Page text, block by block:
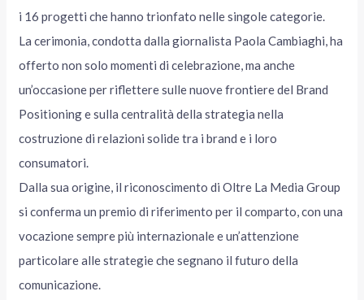
i 16 progetti che hanno trionfato nelle singole categorie.
La cerimonia, condotta dalla giornalista Paola Cambiaghi, ha
offerto non solo momenti di celebrazione, ma anche
un’occasione per riflettere sulle nuove frontiere del Brand
Positioning e sulla centralità della strategia nella
costruzione di relazioni solide tra i brand e i loro
consumatori.
Dalla sua origine, il riconoscimento di Oltre La Media Group
si conferma un premio di riferimento per il comparto, con una
vocazione sempre più internazionale e un’attenzione
particolare alle strategie che segnano il futuro della
comunicazione.